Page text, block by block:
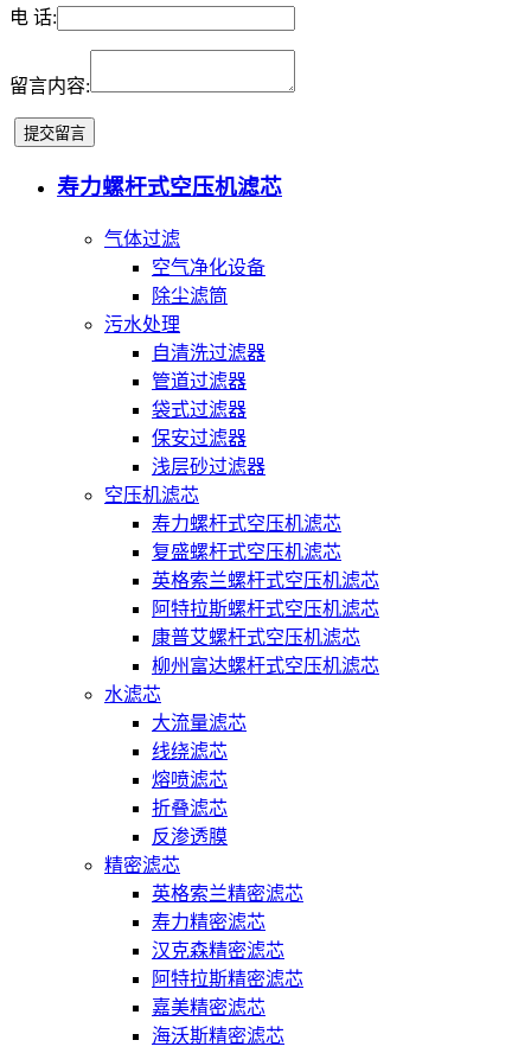
电 话:
留言内容:
寿力螺杆式空压机滤芯
气体过滤
空气净化设备
除尘滤筒
污水处理
自清洗过滤器
管道过滤器
袋式过滤器
保安过滤器
浅层砂过滤器
空压机滤芯
寿力螺杆式空压机滤芯
复盛螺杆式空压机滤芯
英格索兰螺杆式空压机滤芯
阿特拉斯螺杆式空压机滤芯
康普艾螺杆式空压机滤芯
柳州富达螺杆式空压机滤芯
水滤芯
大流量滤芯
线绕滤芯
熔喷滤芯
折叠滤芯
反渗透膜
精密滤芯
英格索兰精密滤芯
寿力精密滤芯
汉克森精密滤芯
阿特拉斯精密滤芯
嘉美精密滤芯
海沃斯精密滤芯